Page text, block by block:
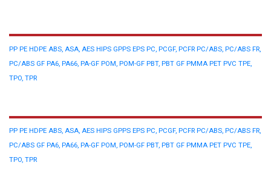
PP PE HDPE ABS, ASA, AES HIPS GPPS EPS PC, PCGF, PCFR PC/ABS, PC/ABS FR,
PC/ABS GF PA6, PA66, PA-GF POM, POM-GF PBT, PBT GF PMMA PET PVC TPE,
TPO, TPR
PP PE HDPE ABS, ASA, AES HIPS GPPS EPS PC, PCGF, PCFR PC/ABS, PC/ABS FR,
PC/ABS GF PA6, PA66, PA-GF POM, POM-GF PBT, PBT GF PMMA PET PVC TPE,
TPO, TPR